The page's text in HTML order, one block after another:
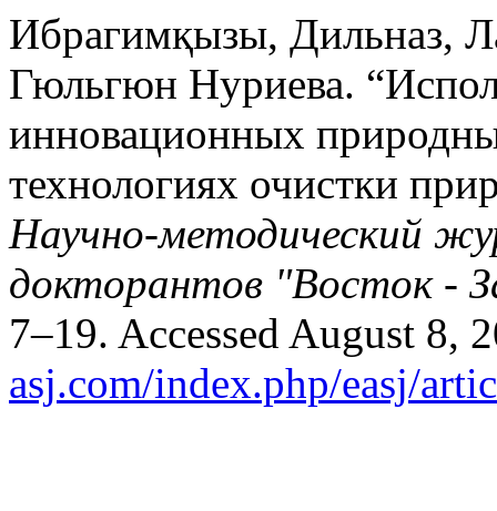
Ибрагимқызы, Дильназ,
Гюльгюн Нуриева.
инновационных
технологиях очистки
Научно-методический
докторантов "Восток -
7–19. Accessed August 8,
asj.com/index.php/easj/